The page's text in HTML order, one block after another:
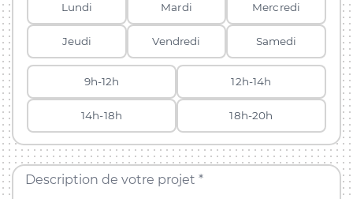
Lundi Mardi Mercredi
Jeudi Vendredi Samedi
9h-12h 12h-14h
14h-18h 18h-20h
Description de votre projet *